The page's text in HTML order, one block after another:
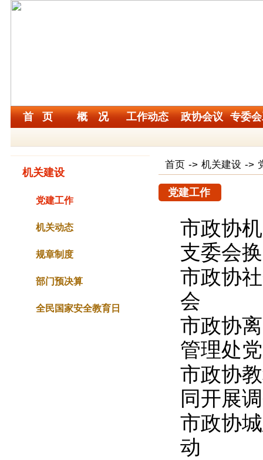
首 页 概 况 工作动态 政协会议 专委
机关建设
党建工作
机关动态
规章制度
部门预决算
全民国家安全教育日
首页 -> 机关建设 ->
党建工作
市政协
支委会
市政协
会
市政协
管理处
市政协
同开展
市政协
动